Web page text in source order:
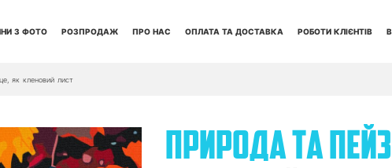
З ФОТО РОЗПРОДАЖ ПРО НАС ОПЛАТА ТА ДОСТАВКА РОБОТИ КЛІЄНТІВ
як кленовий лист
ПРИРОДА ТА